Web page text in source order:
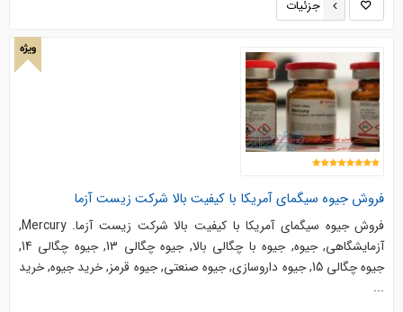
جزئیات
ویژه
فروش جیوه سیگمای آمریکا با کیفیت بالا شرکت زیست آزما
فروش جیوه سیگمای آمریکا با کیفیت بالا شرکت زیست آزما. Mercury,
آزمایشگاهی, جیوه, جیوه با چگالی بالا, جیوه چگالی 13, جیوه چگالی 14,
جیوه چگالی 15, جیوه داروسازی, جیوه صنعتی, جیوه قرمز, خرید جیوه, خرید
...